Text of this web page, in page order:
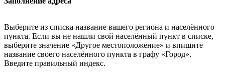
Выберите из списка название вашего региона и населённого
пункта. Если вы не нашли свой населённый пункт в списке,
выберите значение «Другое местоположение» и впишите
название своего населённого пункта в графу «Город».
Введите правильный индекс.